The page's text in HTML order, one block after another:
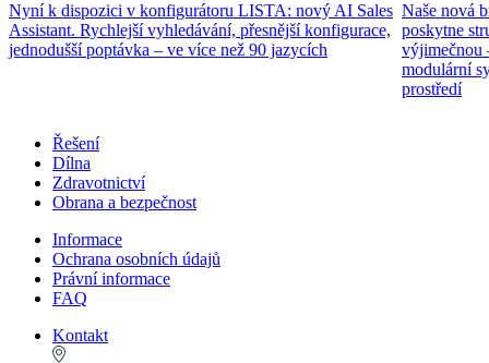
Nyní k dispozici v konfigurátoru LISTA: nový AI Sales
Assistant. Rychlejší vyhledávání, přesnější konfigurace,
jednodušší poptávka – ve více než 90 jazycích
Naše nová
poskytne
výjimečnou
modulární
prostředí
Řešení
Dílna
Zdravotnictví
Obrana a bezpečnost
Informace
Ochrana osobních údajů
Právní informace
FAQ
Kontakt